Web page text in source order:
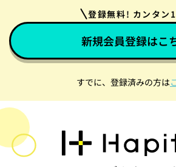
登録無料! カンタン
新規会員登録はこ
すでに、登録済みの方は